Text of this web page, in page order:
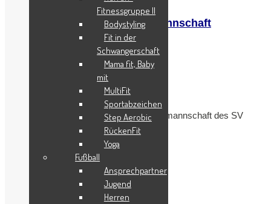
Trainerteam der 1. Damenmannschaft
November 3, 2022
Keine Kommentare
Das Trainerteam der 1. Damenfußballmannschaft des SV
Harderberg wurde Anfang
Fitnessgruppe II
Bodystyling
Fit in der
Schwangerschaft
Mama fit, Baby
mit
MultiFit
Sportabzeichen
Step Aerobic
RückenFit
Yoga
Fußball
Ansprechpartner
Jugend
Herren